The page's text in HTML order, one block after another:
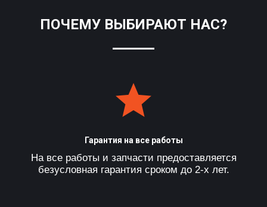
ПОЧЕМУ ВЫБИРАЮТ НАС?
Гарантия на все работы
На все работы и запчасти предоставляется
безусловная гарантия сроком до 2-х лет.